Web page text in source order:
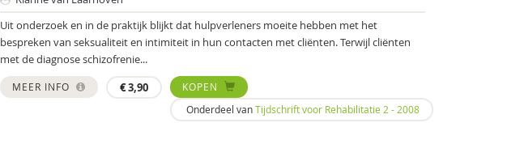
Uit onderzoek en in de praktijk blijkt dat hulpverleners moeite hebben met het
bespreken van seksualiteit en intimiteit in hun contacten met cliënten. Terwijl cliënten
met de diagnose schizofrenie...
MEER INFO €3,90
KOPEN
Onderdeel vanTijdschrift voor Rehabilitatie 2 - 2008